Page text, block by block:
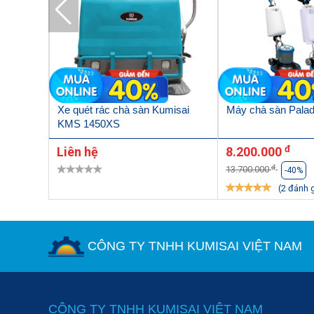
ảnh hưởng đến hiệu suất vận hành và hao tổn nhiên liệu.
Xe quét rác chà sàn Kumisai
KMS 1450XS
Liên hệ
Máy chà sàn
8.200.000đ
13.700.000đ -40%
(2 đánh
CÔNG TY TNHH KUMISAI VIỆT NAM
CÔNG TY TNHH KUMISAI VIỆT NAM